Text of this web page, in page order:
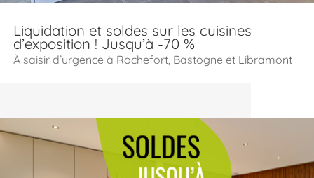
Liquidation et soldes sur les cuisines
d’exposition ! Jusqu’à -70 %
À saisir d’urgence à Rochefort, Bastogne et Libramont